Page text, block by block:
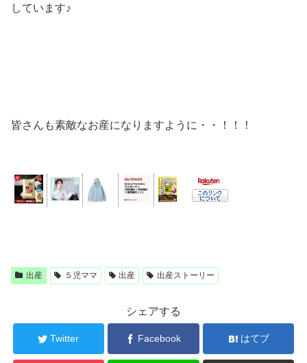
しています♪
皆さんも素敵なお産になりますように・・！！！
出産 ５児ママ 出産 出産ストーリー
シェアする
Twitter Facebook はてブ